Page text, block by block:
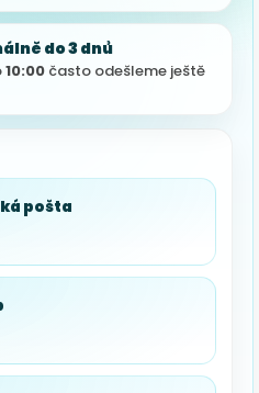
do 3 dnů
10:00 často odešleme ještě
pošta